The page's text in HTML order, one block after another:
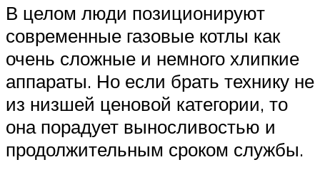
В целом люди позиционируют
современные газовые котлы как
очень сложные и немного хлипкие
аппараты. Но если брать технику не
из низшей ценовой категории, то
она порадует выносливостью и
продолжительным сроком службы.